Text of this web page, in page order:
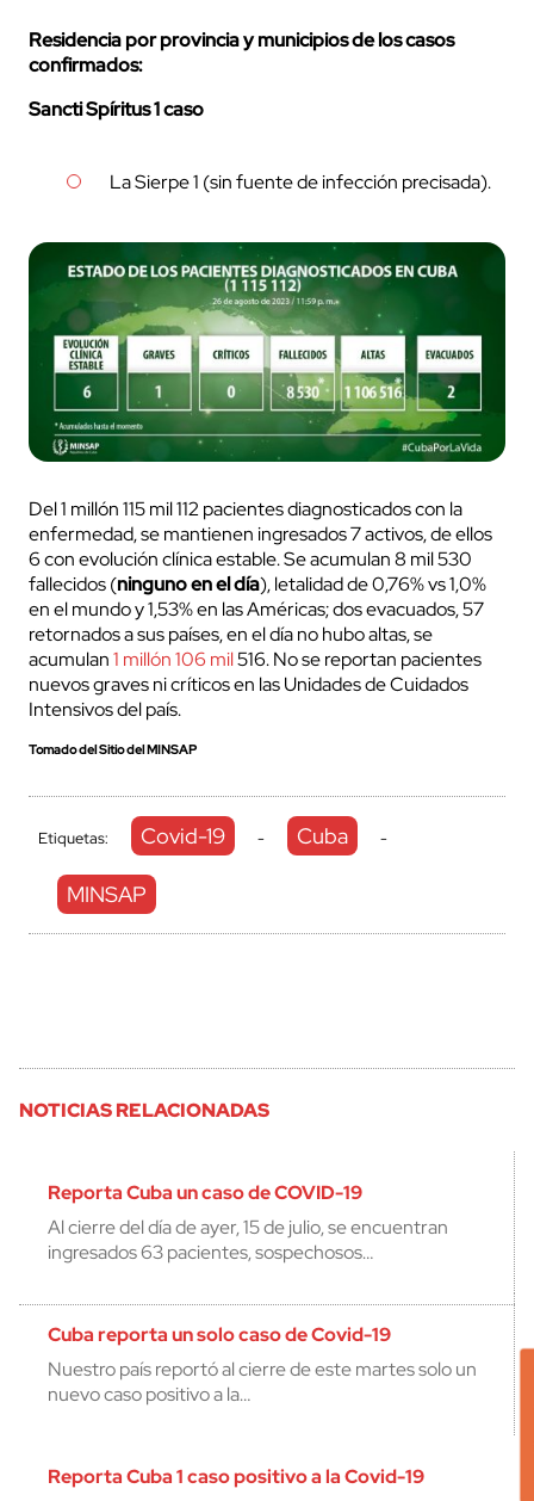
Residencia por provincia y municipios de los casos
confirmados:
Sancti Spíritus 1 caso
La Sierpe 1 (sin fuente de infección precisada).
Del 1 millón 115 mil 112 pacientes diagnosticados con la
enfermedad, se mantienen ingresados 7 activos, de ellos
6 con evolución clínica estable. Se acumulan 8 mil 530
fallecidos (ninguno en el día), letalidad de 0,76% vs 1,0%
en el mundo y 1,53% en las Américas; dos evacuados, 57
retornados a sus países, en el día no hubo altas, se
acumulan1 millón 106 mil516. No se reportan pacientes
nuevos graves ni críticos en las Unidades de Cuidados
Intensivos del país.
Tomado del Sitio del MINSAP
Etiquetas: Covid-19 - Cuba -
MINSAP
NOTICIAS RELACIONADAS
Reporta Cuba un caso de COVID-19
Al cierre del día de ayer, 15 de julio, se encuentran
ingresados 63 pacientes, sospechosos…
Cuba reporta un solo caso de Covid-19
Nuestro país reportó al cierre de este martes solo un
nuevo caso positivo a la…
Reporta Cuba 1 caso positivo a la Covid-19